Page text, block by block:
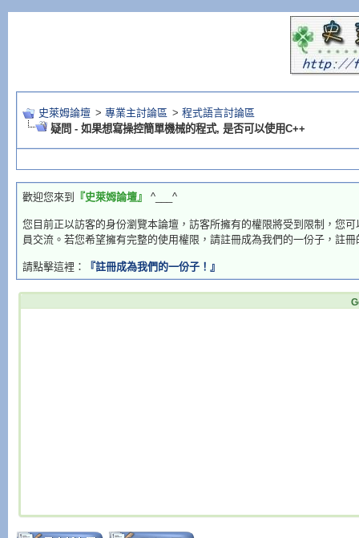
史萊姆論壇 > 專業主討論區 > 程式語言討論區
疑問 - 如果想寫操控簡單機械的程式, 是否可以使用C++
歡迎您來到 『史萊姆論壇』 ^___^
您目前正以訪客的身份瀏覽本論壇，訪客所擁有的權限將受到限制，您
員交流。若您希望擁有完整的使用權限，請註冊成為我們的一份子，註
請點擊這裡： 『註冊成為我們的一份子！』